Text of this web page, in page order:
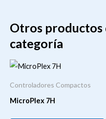
Otros productos
categoría
Controladores Compactos
MicroPlex 7H